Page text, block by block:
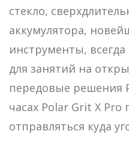
стекло,
аккумулятора,
инструменты,
для занятий на
передовые решения
часах Polar Grit X Pro
отправляться куда